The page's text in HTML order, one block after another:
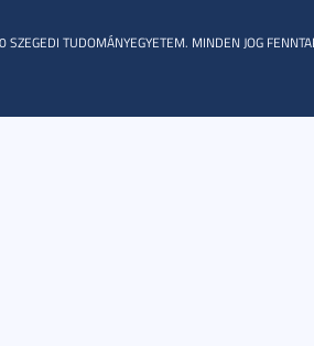
TUDOMÁNYEGYETEM. MINDEN JOG